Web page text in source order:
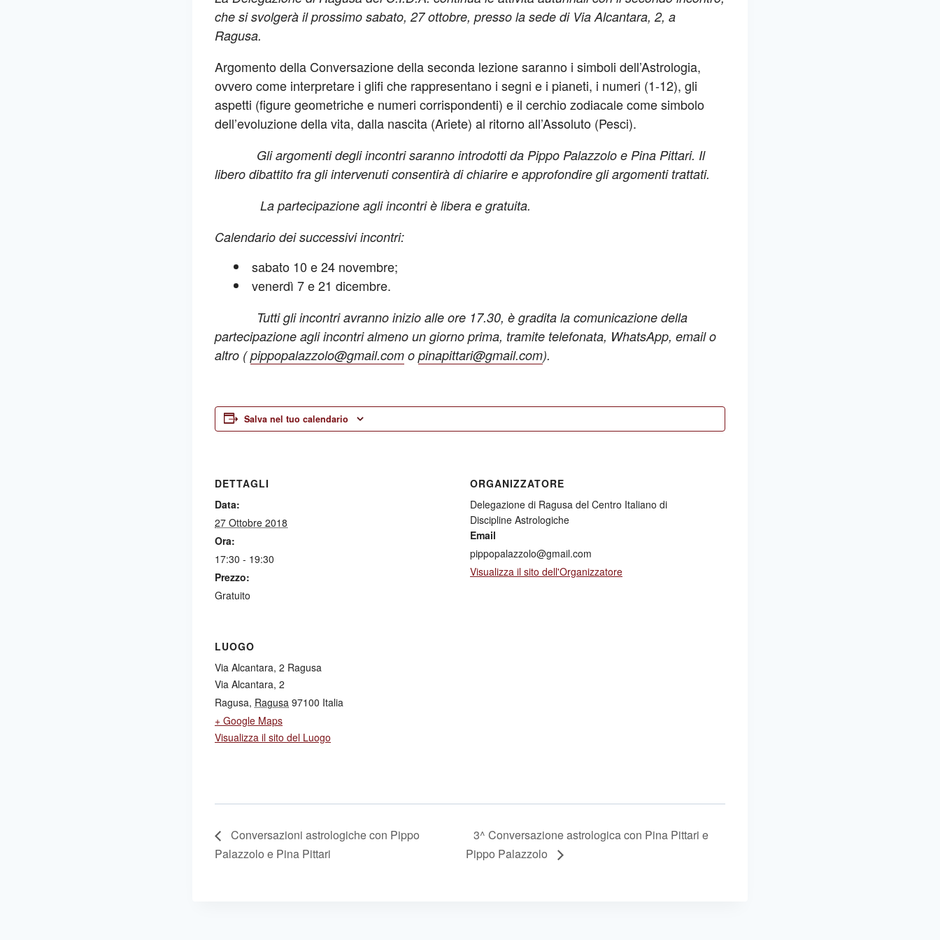
che si svolgerà il prossimo sabato, 27 ottobre, presso la sede di Via Alcantara, 2, a
Ragusa.
Argomento della Conversazione della seconda lezione saranno i simboli dell’Astrologia,
ovvero come interpretare i glifi che rappresentano i segni e i pianeti, i numeri (1-12), gli
aspetti (figure geometriche e numeri corrispondenti) e il cerchio zodiacale come simbolo
dell’evoluzione della vita, dalla nascita (Ariete) al ritorno all’Assoluto (Pesci).
Gli argomenti degli incontri saranno introdotti da Pippo Palazzolo e Pina Pittari. Il
libero dibattito fra gli intervenuti consentirà di chiarire e approfondire gli argomenti trattati.
La partecipazione agli incontri è libera e gratuita.
Calendario dei successivi incontri:
sabato 10 e 24 novembre;
venerdì 7 e 21 dicembre.
Tutti gli incontri avranno inizio alle ore 17.30, è gradita la comunicazione della
partecipazione agli incontri almeno un giorno prima, tramite telefonata, WhatsApp, email o
altro (pippopalazzolo@gmail.com o pinapittari@gmail.com).
Salva nel tuo calendario
DETTAGLI
Data:
27 Ottobre 2018
Ora:
17:30 - 19:30
Prezzo:
Gratuito
ORGANIZZATORE
Delegazione di Ragusa del Centro Italiano di
Discipline Astrologiche
Email
pippopalazzolo@gmail.com
Visualizza il sito dell'Organizzatore
LUOGO
Via Alcantara, 2 Ragusa
Via Alcantara, 2
Ragusa, Ragusa 97100 Italia
+ Google Maps
Visualizza il sito del Luogo
Conversazioni astrologiche con Pippo
Palazzolo e Pina Pittari
3^ Conversazione astrologica con Pina Pittari e
Pippo Palazzolo